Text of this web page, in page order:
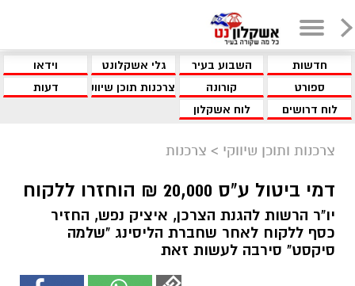
חדשות השבוע בעיר גלי אשקלונט
וידאו
ספורט
קורונה צרכנות תוכן שיווקי
דעות
לוח דרושים
לוח אשקלון
צרכנות ותוכן שיווקי > צרכנות
דמי ביטול ע"ס 20,000 ₪ הוחזרו ללקוח
יו"ר הרשות להגנת הצרכן, איציק נפש, החזיר
כסף ללקוח לאחר שחברת הליסינג "שלמה
סיקסט" סירבה לעשות זאת